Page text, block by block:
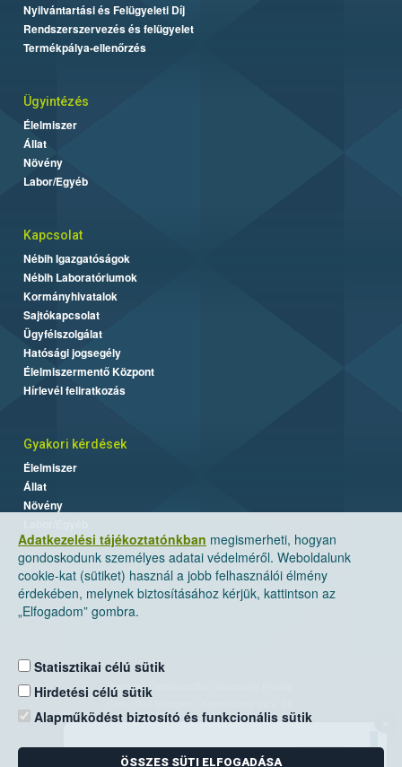
Adatkezelési tájékoztatónkban megismerheti, hogyan
gondoskodunk személyes adatai védelméről. Weboldalunk
cookie-kat (sütiket) használ a jobb felhasználói élmény
érdekében, melynek biztosításához kérjük, kattintson az
„Elfogadom” gombra.
Statisztikai célú sütik
Hirdetési célú sütik
Alapműködést biztosító és funkcionális sütik
ÖSSZES SÜTI ELFOGADÁSA
Nyilvántartási és Felügyeleti Díj
Rendszerszervezés és felügyelet
Termékpálya-ellenőrzés
Ügyintézés
Élelmiszer
Állat
Növény
Labor/Egyéb
Kapcsolat
Nébih Igazgatóságok
Nébih Laboratóriumok
Kormányhivatalok
Sajtókapcsolat
Ügyfélszolgálat
Hatósági jogsegély
Élelmiszermentő Központ
Hírlevél feliratkozás
Gyakori kérdések
Élelmiszer
Állat
Növény
Nemzeti Élelmiszerlánc-biztonsági Hivatal
Levelezési cím: 1525 Budapest. Pf. 30.